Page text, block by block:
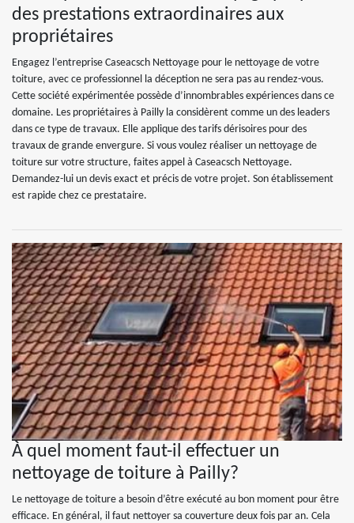
des prestations extraordinaires aux
propriétaires
Engagez l’entreprise Caseacsch Nettoyage pour le nettoyage de votre
toiture, avec ce professionnel la déception ne sera pas au rendez-vous.
Cette société expérimentée possède d’innombrables expériences dans ce
domaine. Les propriétaires à Pailly la considèrent comme un des leaders
dans ce type de travaux. Elle applique des tarifs dérisoires pour des
travaux de grande envergure. Si vous voulez réaliser un nettoyage de
toiture sur votre structure, faites appel à Caseacsch Nettoyage.
Demandez-lui un devis exact et précis de votre projet. Son établissement
est rapide chez ce prestataire.
À quel moment faut-il effectuer un
nettoyage de toiture à Pailly?
Le nettoyage de toiture a besoin d’être exécuté au bon moment pour être
efficace. En général, il faut nettoyer sa couverture deux fois par an. Cela